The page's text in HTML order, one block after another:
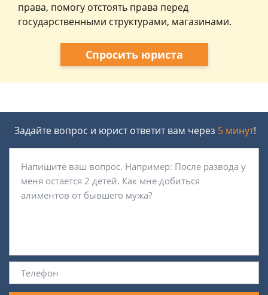
права, помогу отстоять права перед
государственными структурами, магазинами.
Спросить юриста
Задайте вопрос и юрист ответит вам через 5 минут!